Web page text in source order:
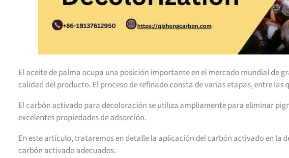
El aceite de palma ocupa una posición importante en el mercado mundial de
calidad del producto. El proceso de refinado consta de varias etapas, entre las
El carbón activado para decoloración se utiliza ampliamente para eliminar
excelentes propiedades de adsorción.
En este artículo, trataremos en detalle la aplicación del carbón activado en la
carbón activado adecuados.